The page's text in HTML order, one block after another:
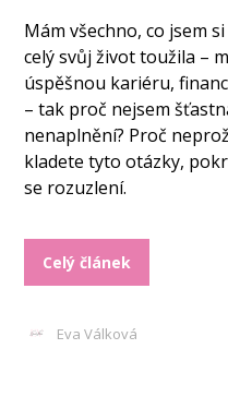
Mám všechno, co jsem
celý svůj život toužila –
úspěšnou kariéru,
– tak proč nejsem
nenaplnění? Proč
kladete tyto otázky,
se rozuzlení.
Celý článek
Eva Válková